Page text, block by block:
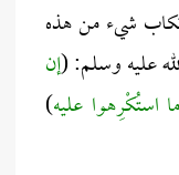
شيء من هذه
عليه وسلم: (إن
استُكْرِهوا عليه)